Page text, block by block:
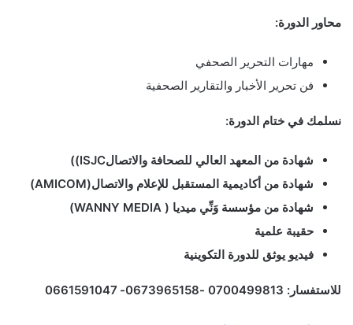
محاور الدورة:
مهارات التحرير الصحفي
فن تحرير الأخبار والتقارير الصحفية
نسلمك في ختام الدورة:
شهادة من المعهد العالي للصحافة والاتصالISJC)
)
شهادة من أكاديمية المستقبل للإعلام والاتصال(AMICOM
)
شهادة من مؤسسة وَنِّي ميديا (
)
حقيبة علمية
فيديو يوثق للدورة التكوينية
للاستفسار: 0700499813 -0673965158- 0661591047